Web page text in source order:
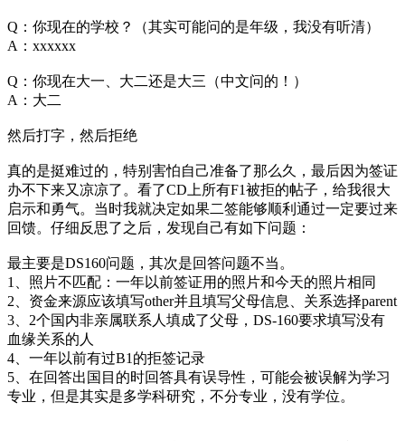
Q：你现在的学校？（其实可能问的是年级，我没有听清）
A：xxxxxx
Q：你现在大一、大二还是大三（中文问的！）
A：大二
然后打字，然后拒绝
真的是挺难过的，特别害怕自己准备了那么久，最后因为签证
办不下来又凉凉了。看了CD上所有F1被拒的帖子，给我很大
启示和勇气。当时我就决定如果二签能够顺利通过一定要过来
回馈。仔细反思了之后，发现自己有如下问题：
最主要是DS160问题，其次是回答问题不当。
1、照片不匹配：一年以前签证用的照片和今天的照片相同
2、资金来源应该填写other并且填写父母信息、关系选择parent
3、2个国内非亲属联系人填成了父母，DS-160要求填写没有
血缘关系的人
4、一年以前有过B1的拒签记录
5、在回答出国目的时回答具有误导性，可能会被误解为学习
专业，但是其实是多学科研究，不分专业，没有学位。